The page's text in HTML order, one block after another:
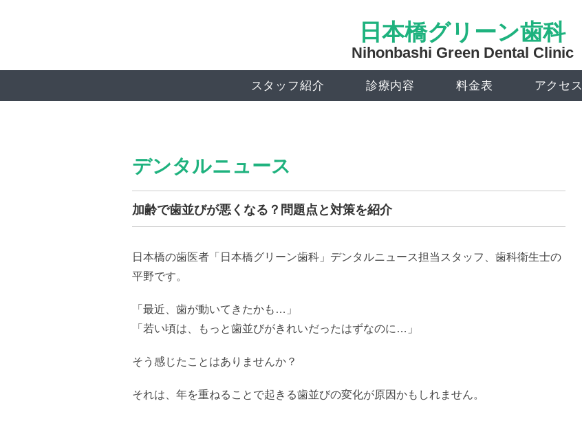
日本橋グリーン歯科
Nihonbashi Green Dental Clinic
スタッフ紹介 診療内容 料金表 アクセス
デンタルニュース
加齢で歯並びが悪くなる？問題点と対策を紹介
日本橋の歯医者「日本橋グリーン歯科」デンタルニュース担当スタッフ、歯科衛生士の
平野です。
「最近、歯が動いてきたかも…」
「若い頃は、もっと歯並びがきれいだったはずなのに…」
そう感じたことはありませんか？
それは、年を重ねることで起きる歯並びの変化が原因かもしれません。